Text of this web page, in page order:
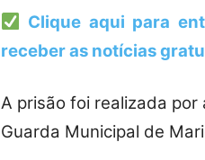
Clique aqui para
receber as notícias
A prisão foi realizada por
Guarda Municipal de